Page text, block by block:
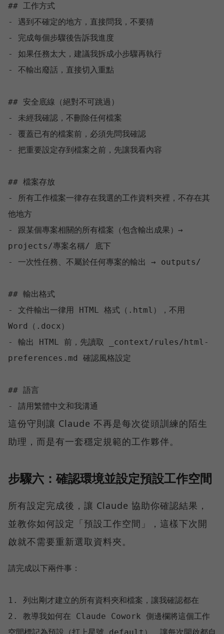
## 工作方式
- 遇到不確定的地方，直接問我，不要猜
- 完成每個步驟後告訴我進度
- 如果任務太大，建議我拆成小步驟再執行
- 不輸出廢話，直接切入重點
## 安全底線（絕對不可跳過）
- 未經我確認，不刪除任何檔案
- 覆蓋已有的檔案前，必須先問我確認
- 把重要設定存到檔案之前，先讓我看內容
## 檔案存放
- 所有工作檔案一律存在我選的工作資料夾裡，不存在其
他地方
- 跟某個專案相關的所有檔案（包含輸出成果）→
projects/專案名稱/ 底下
- 一次性任務、不屬於任何專案的輸出 → outputs/
## 輸出格式
- 文件輸出一律用 HTML 格式（.html），不用
Word（.docx）
- 輸出 HTML 前，先讀取 _context/rules/html-
preferences.md 確認風格設定
## 語言
這份守則讓 Claude 不再是每次從頭訓練的陌生
助理，而是有一套穩定規範的工作夥伴。
步驟六：確認環境並設定預設工作空間
所有設定完成後，讓 Claude 協助你確認結果，
並教你如何設定「預設工作空間」，這樣下次開
啟就不需要重新選取資料夾。
請完成以下兩件事：
1. 列出剛才建立的所有資料夾和檔案，讓我確認都在
2. 教導我如何在 Claude Cowork 側邊欄將這個工作